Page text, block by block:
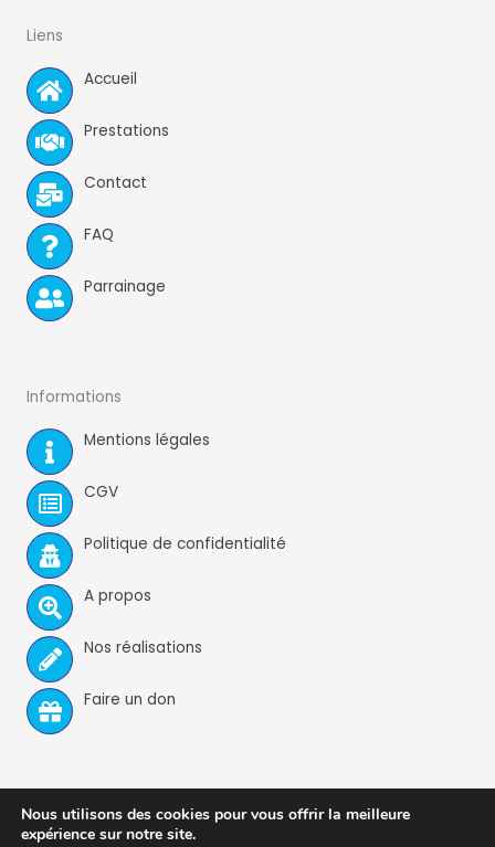
Liens
Accueil
Prestations
Contact
FAQ
Parrainage
Informations
Mentions légales
CGV
Politique de confidentialité
A propos
Nos réalisations
Faire un don
Nous utilisons des cookies pour vous offrir la meilleure
expérience sur notre site.